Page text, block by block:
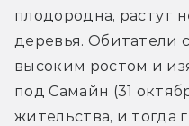
плодородна, растут
деревья. Обитатели
высоким ростом и
под Самайн (31
жительства, и